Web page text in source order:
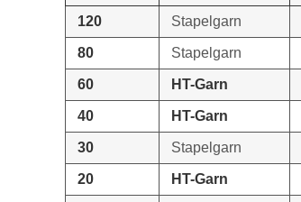
120 Stapelgarn
80 Stapelgarn
60 HT-Garn
40 HT-Garn
30 Stapelgarn
20 HT-Garn